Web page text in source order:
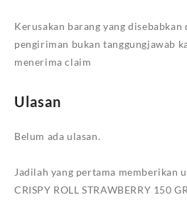
Kerusakan barang yang disebabkan
pengiriman bukan tanggungjawab
menerima claim
Ulasan
Belum ada ulasan.
Jadilah yang pertama memberikan
CRISPY ROLL STRAWBERRY 150